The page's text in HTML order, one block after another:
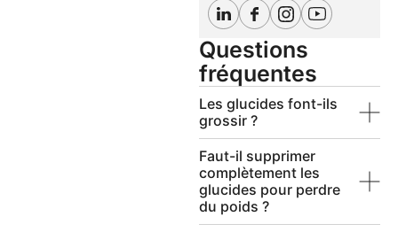
Questions
fréquentes
Les glucides font-ils
grossir ?
Faut-il supprimer
complètement les
glucides pour perdre
du poids ?